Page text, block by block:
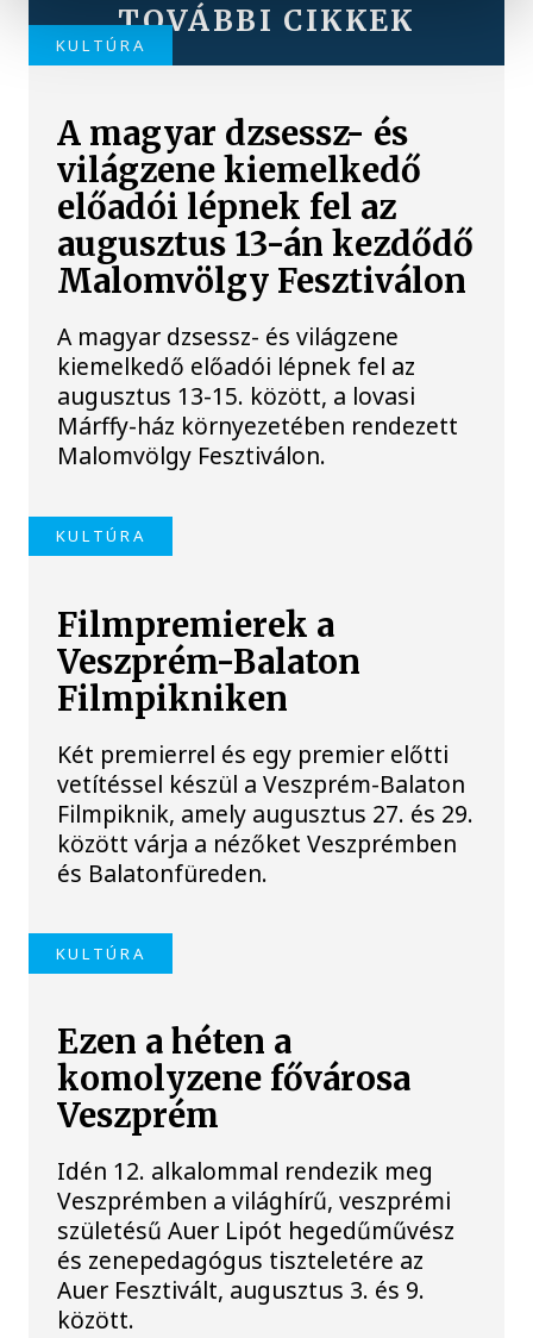
TOVÁBBI CIKKEK
KULTÚRA
A magyar dzsessz- és
világzene kiemelkedő
előadói lépnek fel az
augusztus 13-án kezdődő
Malomvölgy Fesztiválon
A magyar dzsessz- és világzene
kiemelkedő előadói lépnek fel az
augusztus 13-15. között, a lovasi
Márffy-ház környezetében rendezett
Malomvölgy Fesztiválon.
KULTÚRA
Filmpremierek a
Veszprém-Balaton
Filmpikniken
Két premierrel és egy premier előtti
vetítéssel készül a Veszprém-Balaton
Filmpiknik, amely augusztus 27. és 29.
között várja a nézőket Veszprémben
és Balatonfüreden.
KULTÚRA
Ezen a héten a
komolyzene fővárosa
Veszprém
Idén 12. alkalommal rendezik meg
Veszprémben a világhírű, veszprémi
születésű Auer Lipót hegedűművész
és zenepedagógus tiszteletére az
Auer Fesztivált, augusztus 3. és 9.
között.